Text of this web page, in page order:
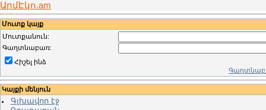
ԱրմԷկո.am
Մուտք կայք
Մուտքանուն:
Գաղտնաբառ:
Հիշել ինձ
Կայքի մենյուն
Գլխավոր էջ